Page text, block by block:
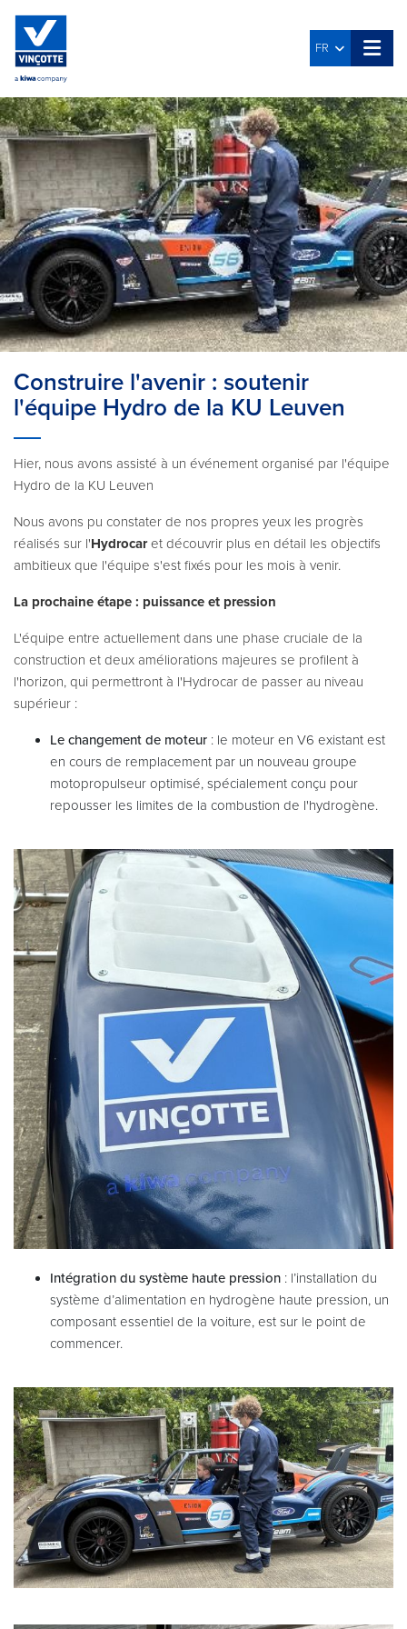
FR
Construire l'avenir : soutenir
l'équipe Hydro de la KU Leuven
Hier, nous avons assisté à un événement organisé par l'équipe
Hydro de la KU Leuven
Nous avons pu constater de nos propres yeux les progrès
réalisés sur l'Hydrocaret découvrir plus en détail les objectifs
ambitieux que l'équipe s'est fixés pour les mois à venir.
La prochaine étape : puissance et pression
L'équipe entre actuellement dans une phase cruciale de la
construction et deux améliorations majeures se profilent à
l'horizon, qui permettront à l'Hydrocar de passer au niveau
supérieur :
Le changement de moteur : le moteur en V6 existant est
en cours de remplacement par un nouveau groupe
motopropulseur optimisé, spécialement conçu pour
repousser les limites de la combustion de l'hydrogène.
Intégration du système haute pression : l’installation du
système d’alimentation en hydrogène haute pression, un
composant essentiel de la voiture, est sur le point de
commencer.